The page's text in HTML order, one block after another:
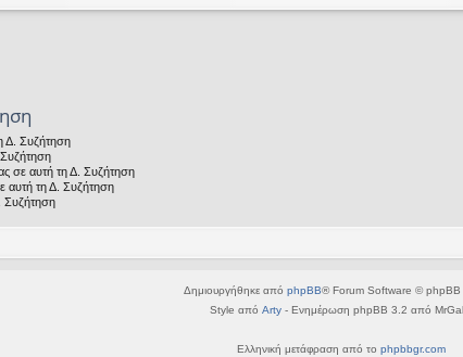
Δ. Συζήτηση
σε αυτή τη Δ. Συζήτηση
αυτή τη Δ. Συζήτηση
Συζήτηση
Δημιουργήθηκε από phpBB® Forum Software © phpBB
Style από Arty- Ενημέρωση phpBB 3.2 από
Ελληνική μετάφραση από το phpbbgr.com